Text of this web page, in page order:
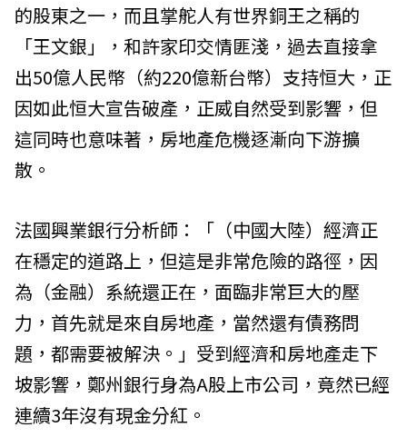
的股東之一，而且掌舵人有世界銅王之稱的
「王文銀」，和許家印交情匪淺，過去直接拿
出50億人民幣（約220億新台幣）支持恒大，正
因如此恒大宣告破產，正威自然受到影響，但
這同時也意味著，房地產危機逐漸向下游擴
散。
法國興業銀行分析師：「（中國大陸）經濟正
在穩定的道路上，但這是非常危險的路徑，因
為（金融）系統還正在，面臨非常巨大的壓
力，首先就是來自房地產，當然還有債務問
題，都需要被解決。」受到經濟和房地產走下
坡影響，鄭州銀行身為A股上市公司，竟然已經
連續3年沒有現金分紅。